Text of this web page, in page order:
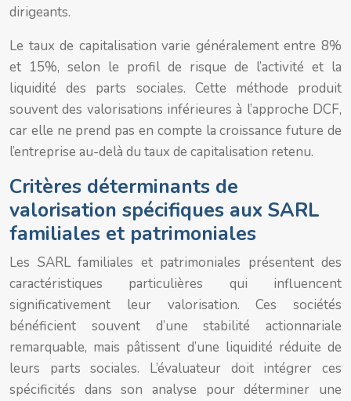
dirigeants.
Le taux de capitalisation varie généralement entre 8%
et 15%, selon le profil de risque de l’activité et la
liquidité des parts sociales. Cette méthode produit
souvent des valorisations inférieures à l’approche DCF,
car elle ne prend pas en compte la croissance future de
l’entreprise au-delà du taux de capitalisation retenu.
Critères déterminants de
valorisation spécifiques aux SARL
familiales et patrimoniales
Les SARL familiales et patrimoniales présentent des
caractéristiques particulières qui influencent
significativement leur valorisation. Ces sociétés
bénéficient souvent d’une stabilité actionnariale
remarquable, mais pâtissent d’une liquidité réduite de
leurs parts sociales. L’évaluateur doit intégrer ces
spécificités dans son analyse pour déterminer une